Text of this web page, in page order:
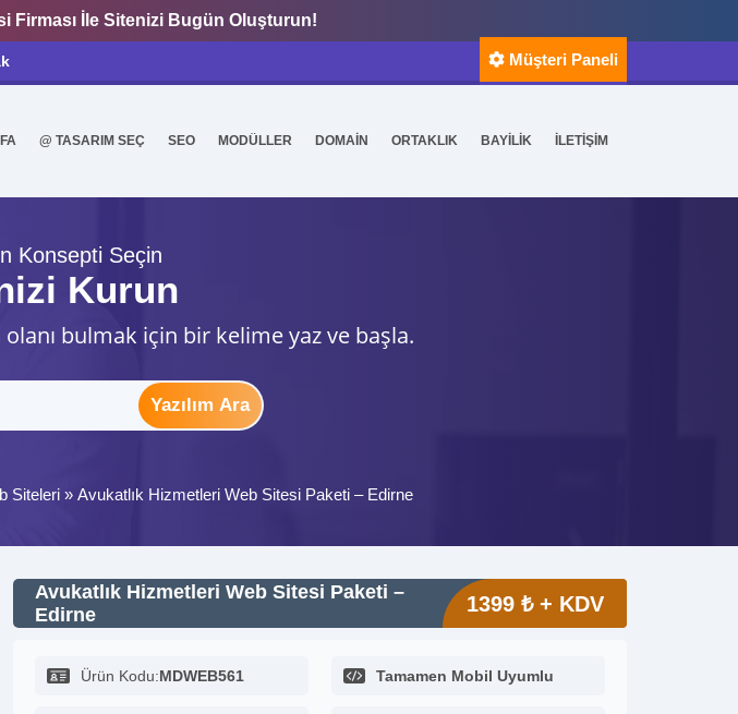
Firması İle Sitenizi Bugün Oluşturun!
Müşteri Paneli
@ TASARIM SEÇ SEO MODÜLLER DOMAİN ORTAKLIK BAYİLİK İLETİŞİM
Konsepti Seçin
Kurun
bulmak için bir kelime yaz ve başla.
Yazılım Ara
Siteleri» Avukatlık Hizmetleri Web Sitesi Paketi – Edirne
Avukatlık Hizmetleri Web Sitesi Paketi –
Edirne
1399 ₺ + KDV
Ürün Kodu:MDWEB561 Tamamen Mobil Uyumlu